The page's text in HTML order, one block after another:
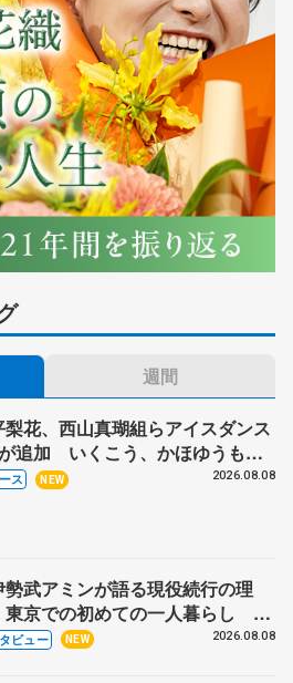
週間
梨花、西山真瑚組らアイスダンス
追加 いくこう、かほゆうも、
ループ杯
ス NEW 2026.08.08
勢武アミンが語る現役続行の理
東京での初めての一人暮らし 注
ーターの「今」に迫る
ビュー NEW 2026.08.08